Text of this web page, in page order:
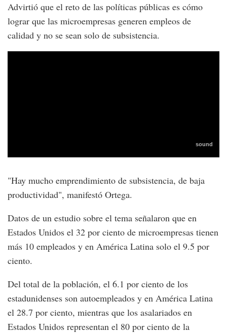
Advirtió que el reto de las políticas públicas es cómo
lograr que las microempresas generen empleos de
calidad y no se sean solo de subsistencia.
"Hay mucho emprendimiento de subsistencia, de baja
productividad", manifestó Ortega.
Datos de un estudio sobre el tema señalaron que en
Estados Unidos el 32 por ciento de microempresas tienen
más 10 empleados y en América Latina solo el 9.5 por
ciento.
Del total de la población, el 6.1 por ciento de los
estadunidenses son autoempleados y en América Latina
el 28.7 por ciento, mientras que los asalariados en
Estados Unidos representan el 80 por ciento de la